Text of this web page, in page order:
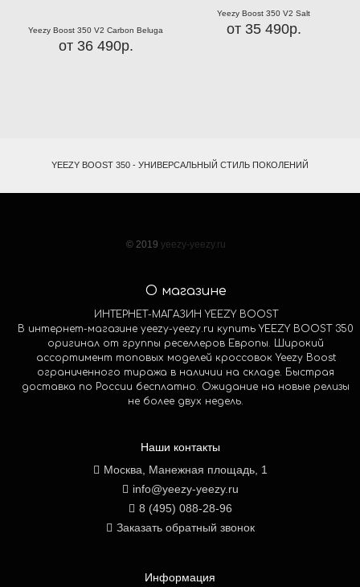
Yeezy Boost 350 V2 Carbon Beluga
от 36 490р.
Yeezy Boost 350 V2 Salt
от 35 490р.
YEEZY BOOST 350 - УНИВЕРСАЛЬНЫЙ СТИЛЬ ПОКОЛЕНИЙ
© 2019 yeezy-yeezy.ru
О магазине
ИНТЕРНЕТ-МАГАЗИН YEEZY BOOST
В интернет-магазине yeezy-yeezy.ru купить YEEZY BOOST 350
оригинал от группы реселлеров Европы. Широкий
ассортимент топовых моделей кроссовок Yeezy Boost
ограниченного тиража в наличии на складе. Быстрая
доставка по России бесплатно. Ожидание на новые релизы
не более двух недель.
Наши контакты
Москва, Манежная площадь, 1
info@yeezy-yeezy.ru
8 (495) 088-28-96
Заказать обратный звонок
Информация